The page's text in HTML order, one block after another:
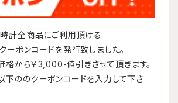
時計全商品にご利用頂ける
ーポンコードを発行致しました。
格から￥3,000-値引きさせて頂きます。
下ののクーポンコードを入力して下さ